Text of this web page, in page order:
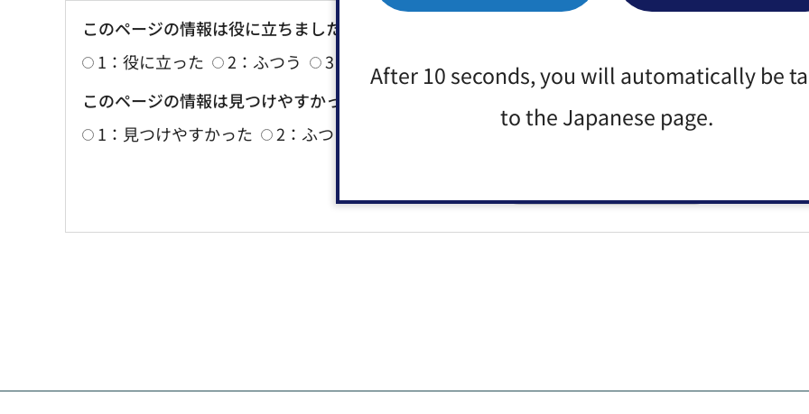
After 10 seconds, you will automatically be
to the Japanese page.
このページの情報は役に立ちましたか？
1：役に立った
2：ふつう
3：役に立たなかった
このページの情報は見つけやすかったですか？
1：見つけやすかった
2：ふつう 3：見つけにくかった